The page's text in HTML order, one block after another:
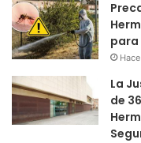
para
La
de